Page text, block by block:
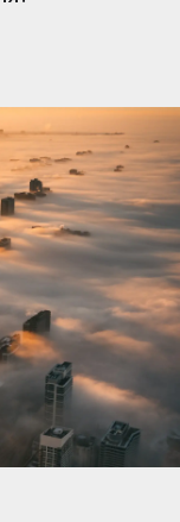
оголошення,
що